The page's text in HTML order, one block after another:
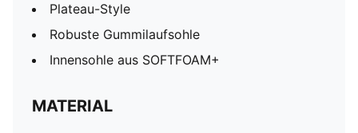
Plateau-Style
Robuste Gummilaufsohle
Innensohle aus SOFTFOAM+
MATERIAL